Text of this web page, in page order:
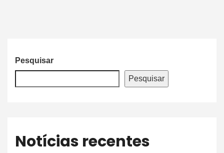
Pesquisar
Pesquisar
Notícias recentes